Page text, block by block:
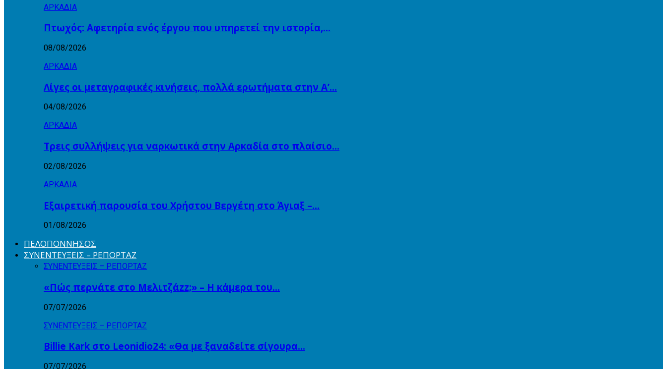
ΑΡΚΑΔΙΑ
Πτωχός: Αφετηρία ενός έργου που υπηρετεί την ιστορία,…
08/08/2026
ΑΡΚΑΔΙΑ
Λίγες οι μεταγραφικές κινήσεις, πολλά ερωτήματα στην Α’…
04/08/2026
ΑΡΚΑΔΙΑ
Τρεις συλλήψεις για ναρκωτικά στην Αρκαδία στο πλαίσιο…
02/08/2026
ΑΡΚΑΔΙΑ
Εξαιρετική παρουσία του Χρήστου Βεργέτη στο Άγιαξ –…
01/08/2026
ΠΕΛΟΠΟΝΝΗΣΟΣ
ΣΥΝΕΝΤΕΥΞΕΙΣ – ΡΕΠΟΡΤΑΖ
ΣΥΝΕΝΤΕΥΞΕΙΣ – ΡΕΠΟΡΤΑΖ
«Πώς περνάτε στο Μελιτζάzz;» – Η κάμερα του…
07/07/2026
ΣΥΝΕΝΤΕΥΞΕΙΣ – ΡΕΠΟΡΤΑΖ
Billie Kark στο Leonidio24: «Θα με ξαναδείτε σίγουρα…
07/07/2026